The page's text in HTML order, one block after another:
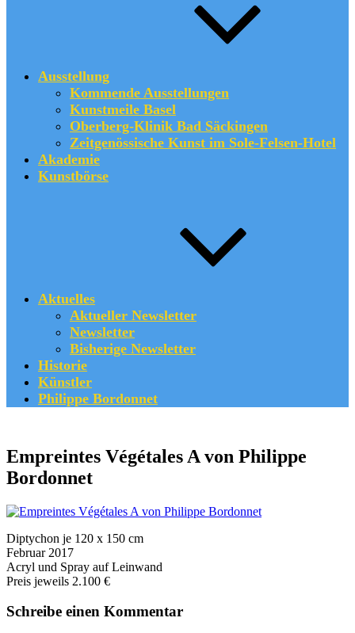
Ausstellung
Kommende Ausstellungen
Kunstmeile Basel
Oberberg-Klinik Bad Säckingen
Zeitgenössische Kunst im Sole-Felsen-Hotel
Akademie
Kunstbörse
Aktuelles
Aktueller Newsletter
Newsletter
Bisherige Newsletter
Historie
Künstler
Philippe Bordonnet
Empreintes Végétales A von Philippe
Bordonnet
Diptychon je 120 x 150 cm
Februar 2017
Acryl und Spray auf Leinwand
Preis jeweils 2.100 €
Schreibe einen Kommentar